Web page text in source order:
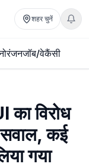
शहर चुनें
जॉब/वेकैंसी
विरोध
सवाल, कई
गया